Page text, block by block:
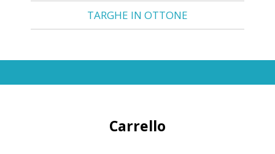
TARGHE IN OTTONE
Carrello